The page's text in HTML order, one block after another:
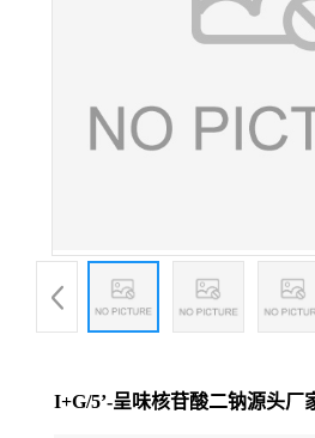
I+G/5’-呈味核苷酸二钠源头厂